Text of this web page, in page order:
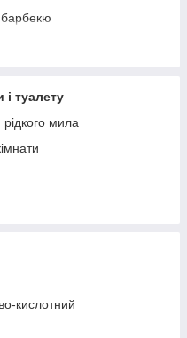
і туалету
мила
рушників, йоржі
ванної та туалету
ванної
кислотний